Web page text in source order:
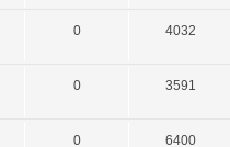
0 4032
0 3591
0 6400